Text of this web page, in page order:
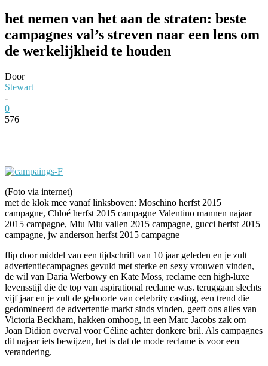
het nemen van het aan de straten: beste
campagnes val’s streven naar een lens om
de werkelijkheid te houden
Door
Stewart
-
0
576
(Foto via internet)
met de klok mee vanaf linksboven: Moschino herfst 2015
campagne, Chloé herfst 2015 campagne Valentino mannen najaar
2015 campagne, Miu Miu vallen 2015 campagne, gucci herfst 2015
campagne, jw anderson herfst 2015 campagne
flip door middel van een tijdschrift van 10 jaar geleden en je zult
advertentiecampagnes gevuld met sterke en sexy vrouwen vinden,
de wil van Daria Werbowy en Kate Moss, reclame een high-luxe
levensstijl die de top van aspirational reclame was. teruggaan slechts
vijf jaar en je zult de geboorte van celebrity casting, een trend die
gedomineerd de advertentie markt sinds vinden, geeft ons alles van
Victoria Beckham, hakken omhoog, in een Marc Jacobs zak om
Joan Didion overval voor Céline achter donkere bril. Als campagnes
dit najaar iets bewijzen, het is dat de mode reclame is voor een
verandering.